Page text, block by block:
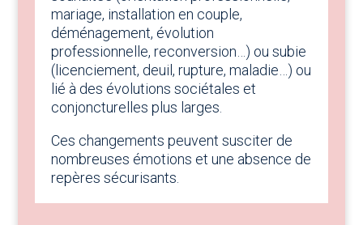
mariage, installation en couple,
déménagement, évolution
professionnelle, reconversion…) ou subie
(licenciement, deuil, rupture, maladie…) ou
lié à des évolutions sociétales et
conjoncturelles plus larges.
Ces changements peuvent susciter de
nombreuses émotions et une absence de
repères sécurisants.